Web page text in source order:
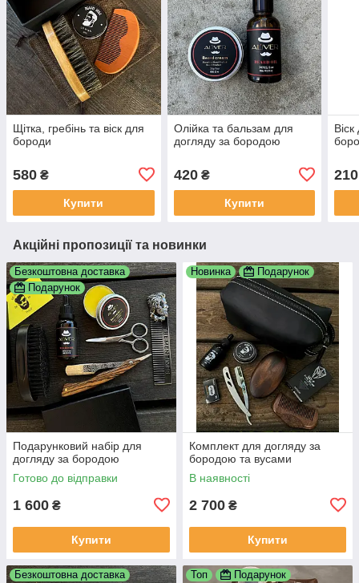
Щітка, гребінь та віск для
бороди
580 ₴
Купити
Олійка та бальзам для
догляду за бородою
420₴
Купити
210
Акційні пропозиції та новинки
Безкоштовна доставка
Подарунок
Подарунковий набір для
догляду за бородою
Готово до відправки
1 600 ₴
Купити
Новинка Подарунок
Комплект для догляду за
бородою та вусами
В наявності
2 700 ₴
Купити
Безкоштовна доставка
Топ Подарунок